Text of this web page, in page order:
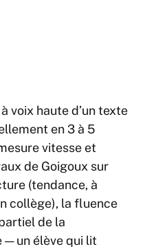
voix haute d’un texte
en 3 à 5
vitesse et
de Goigoux sur
(tendance, à
collège), la fluence
de la
un élève qui lit